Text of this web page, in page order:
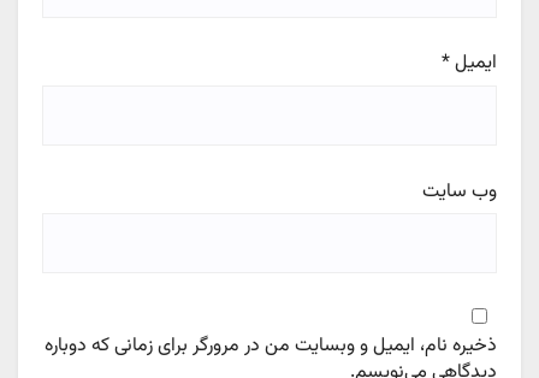
ایمیل*
وب‌ سایت
ذخیره نام، ایمیل و وبسایت من در مرورگر برای زمانی که دوباره